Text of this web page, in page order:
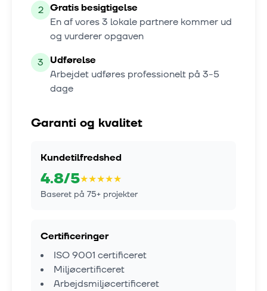
2 Gratis besigtigelse
En af vores3 lokale partnere kommer ud
og vurderer opgaven
3 Udførelse
Arbejdet udføres professionelt på 3-5
dage
Garanti og kvalitet
Kundetilfredshed
4.8/5★★★★★
Baseret på 75+ projekter
Certificeringer
ISO 9001 certificeret
Miljøcertificeret
Arbejdsmiljøcertificeret